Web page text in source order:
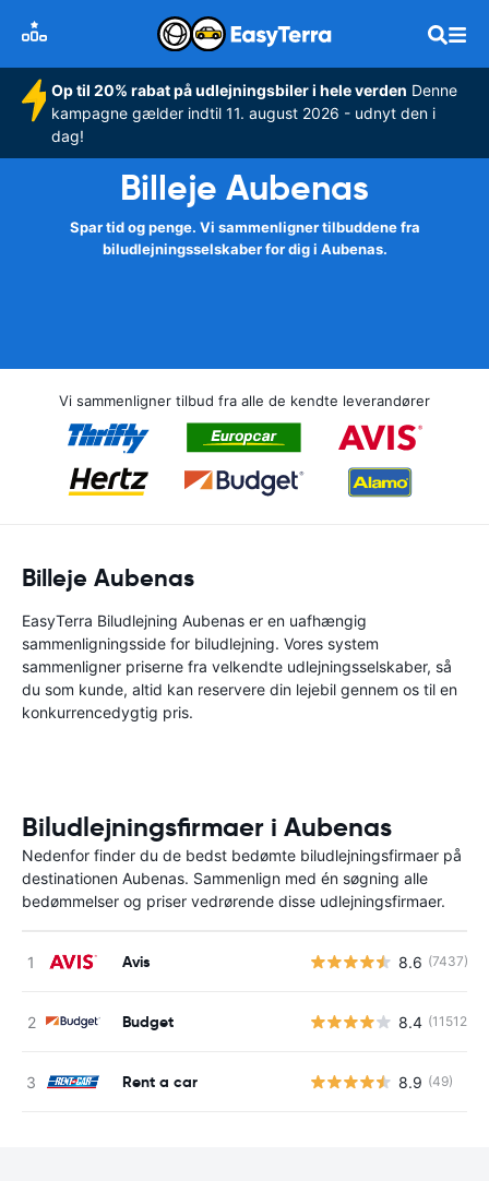
Op til 20% rabat på udlejningsbiler i hele verden Denne
kampagne gælder indtil 11. august 2026 - udnyt den i
dag!
Billeje Aubenas
Spar tid og penge. Vi sammenligner tilbuddene fra
biludlejningsselskaber for dig i Aubenas.
Vi sammenligner tilbud fra alle de kendte leverandører
Billeje Aubenas
EasyTerra Biludlejning Aubenas er en uafhængig
sammenligningsside for biludlejning. Vores system
sammenligner priserne fra velkendte udlejningsselskaber, så
du som kunde, altid kan reservere din lejebil gennem os til en
konkurrencedygtig pris.
Biludlejningsfirmaer i Aubenas
Nedenfor finder du de bedst bedømte biludlejningsfirmaer på
destinationen Aubenas. Sammenlign med én søgning alle
bedømmelser og priser vedrørende disse udlejningsfirmaer.
Avis 8.6 (7437)
Budget 8.4 (11512)
Rent a car 8.9 (49)